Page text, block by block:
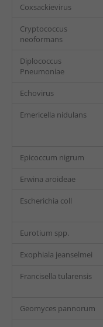
Coxsackievirus
Cryptococcus
neoformans
Diplococcus
Pneumoniae
Echovirus
Emericella nidulans
Epicoccum nigrum
Erwina aroideae
Escherichia coll
Eurotium spp.
Exophiala jeanselmei
Francisella tularensis
Geomyces pannorum